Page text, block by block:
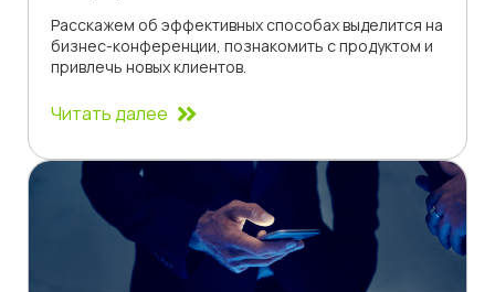
Расскажем об эффективных способах выделится на
бизнес-конференции, познакомить с продуктом и
привлечь новых клиентов.
Читать далее